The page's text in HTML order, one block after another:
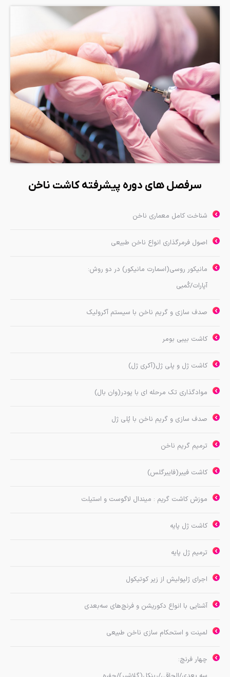
سرفصل های دوره پیشرفته کاشت ناخن
شناخت كامل معماري ناخن
اصول فرمرگذاری انواع ناخن طبیعی
مانيكور روسي(اسمارت مانيكور) در دو روش:
آپارات/كُمبي
صدف سازي و گريم ناخن با سيستم آكروليك
کاشت بیبی بومر
کاشت ژل و پلی ژل(آکری ژل)
موادگذاري تك مرحله اي با پودر(وان بال)
صدف سازي و گريم ناخن با پُلي ژل
ترميم گريم ناخن
كاشت فيبر(فايبرگلس)
موزش کاشت گریم : میندال لاگوست و استیلت
كاشت ژل پايه
ترميم ژل پايه
اجرای ژلپولیش از زير كوتيكول
آشنایی با انواع دکوریشن و فرنچ‌های سه‌بعدی
لمينت و استحكام سازي ناخن طبيعي
چهار فرنچ: